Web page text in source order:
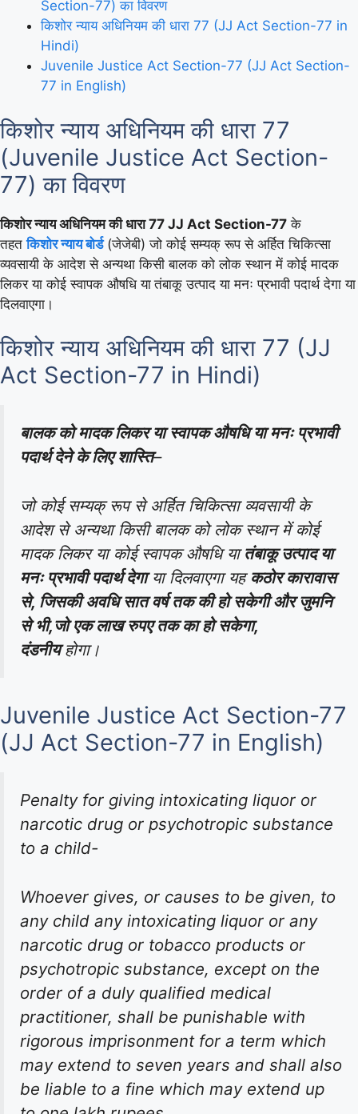
Section-77) का विवरण
किशोर न्याय अधिनियम की धारा 77 (JJ Act Section-77 in
Hindi)
Juvenile Justice Act Section-77 (JJ Act Section-
77 in English)
किशोर न्याय अधिनियम की धारा 77
(Juvenile Justice Act Section-
77) का विवरण
किशोर न्याय अधिनियम की धारा 77 JJ Act Section-77 के
तहतकिशोर न्याय बोर्ड(जेजेबी) जो कोई सम्यक् रूप से अर्हित चिकित्सा
व्यवसायी के आदेश से अन्यथा किसी बालक को लोक स्थान में कोई मादक
लिकर या कोई स्वापक औषधि या तंबाकू उत्पाद या मनः प्रभावी पदार्थ देगा या
दिलवाएगा।
किशोर न्याय अधिनियम की धारा 77 (JJ
Act Section-77 in Hindi)
बालक को मादक लिकर या स्वापक औषधि या मनः प्रभावी
पदार्थ देने के लिए शास्ति–
जो कोई सम्यक् रूप से अर्हित चिकित्सा व्यवसायी के
आदेश से अन्यथा किसी बालक को लोक स्थान में कोई
मादक लिकर या कोई स्वापक औषधि यातंबाकू उत्पाद या
मनः प्रभावी पदार्थ देगाया दिलवाएगा यह कठोर कारावास
से, जिसकी अवधि सात वर्ष तक की हो सकेगी और जुमनि
से भी,जो एक लाख रुपए तक का हो सकेगा,
दंडनीयहोगा।
Juvenile Justice Act Section-77
(JJ Act Section-77 in English)
Penalty for giving intoxicating liquor or
narcotic drug or psychotropic substance
to a child-
Whoever gives, or causes to be given, to
any child any intoxicating liquor or any
narcotic drug or tobacco products or
psychotropic substance, except on the
order of a duly qualified medical
practitioner, shall be punishable with
rigorous imprisonment for a term which
may extend to seven years and shall also
be liable to a fine which may extend up